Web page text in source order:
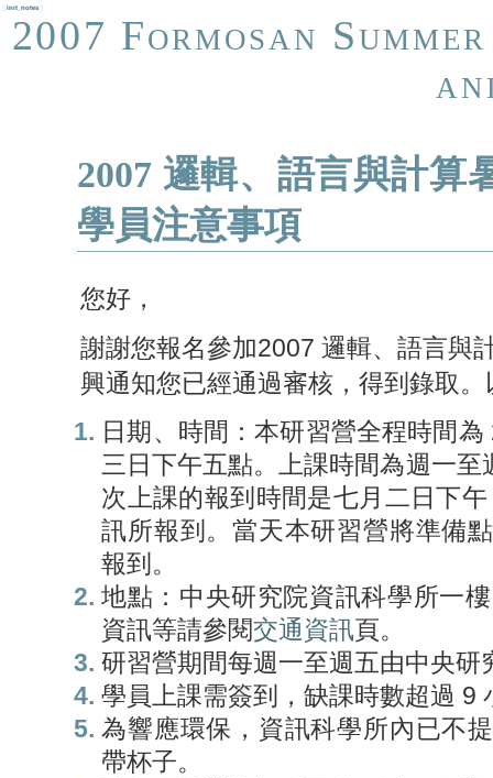
init_notes
2007 Formosan
2007 邏輯、語言與計算
學員注意事項
您好，
謝謝您報名參加2007 邏輯、語言與
興通知您已經通過審核，得到錄取
日期、時間：本研習營全程時間
三日下午五點。上課時間為週一
次上課的報到時間是七月二日下
訊所報到。當天本研習營將準備
報到。
地點：中央研究院資訊科學所一
資訊等請參閱交通資訊頁。
研習營期間每週一至週五由中央研
學員上課需簽到，缺課時數超過 9
為響應環保，資訊科學所內已不
帶杯子。